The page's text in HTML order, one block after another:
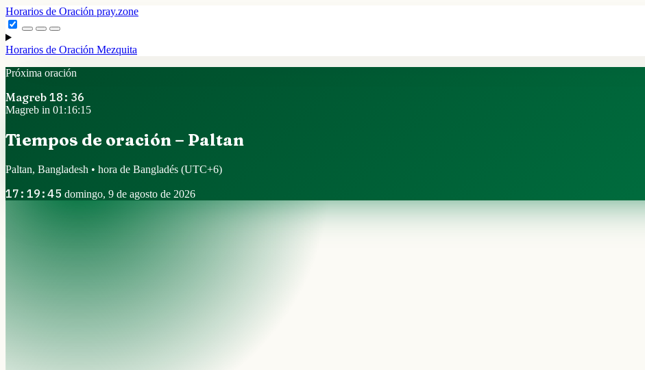
Horarios de Oración pray.zone
Horarios de Oración Mezquita
Próxima oración
Magreb 18:36
Magreb in 01:16:14
Tiempos de oración – Paltan
Paltan, Bangladesh • hora de Bangladés (UTC+6)
17:19:46 domingo, 9 de agosto de 2026